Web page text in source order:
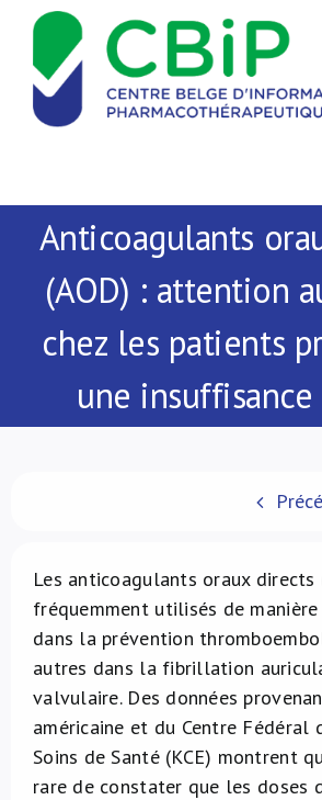
Passer
contenu
Actualités
Publications
NL
Anticoagulants
(AOD) : attention
chez les patients
une
Les anticoagulants oraux directs
fréquemment utilisés de
dans la prévention
autres dans la fibrillation
valvulaire. Des données
américaine et du Centre Fédéral
Soins de Santé (KCE) montrent
rare de constater que les doses